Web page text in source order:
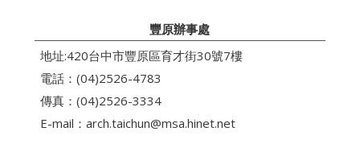
豐原辦事處
地址:420台中市豐原區育才街30號7樓
電話：(04)2526-4783
傳真：(04)2526-3334
E-mail： arch.taichun@msa.hinet.net